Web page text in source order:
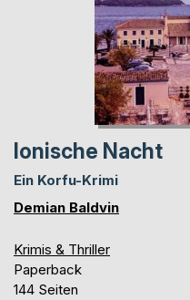
Ionische Nacht
Ein Korfu-Krimi
Demian Baldvin
Krimis & Thriller
Paperback
144 Seiten